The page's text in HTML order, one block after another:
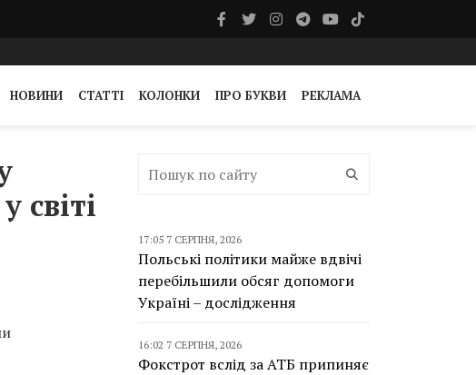
НОВИНИ СТАТТІ КОЛОНКИ ПРО БУКВИ РЕКЛАМА
світі
17:05 7 СЕРПНЯ, 2026
Польські політики майже вдвічі
перебільшили обсяг допомоги
Україні – дослідження
16:02 7 СЕРПНЯ, 2026
Фокстрот вслід за АТБ припиняє